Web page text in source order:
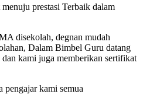
prestasi Terbaik dalam
disekolah, degnan mudah
Dalam Bimbel Guru datang
kami juga memberikan sertifikat
pengajar kami semua